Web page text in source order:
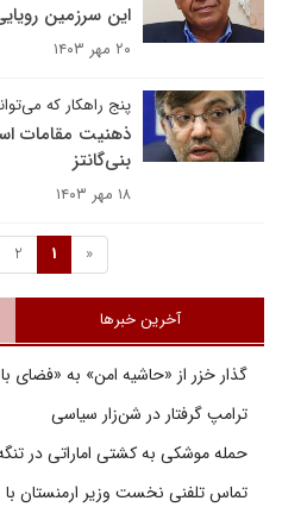
این سرزمین
۲۰ مهر ۱۴۰۳
پنج راهکار که
ذهنیت مقامات
بنی‌گانتز
۱۸ مهر ۱۴۰۳
«
1
2
آخرین خبرها
گذار خزر از «حاشیه امن» به «فضای
ترامپ گرفتار در شن‌زار سیاسی
حمله موشکی به کشتی اماراتی در
تماس تلفنی نخست وزیر ارمنستان با